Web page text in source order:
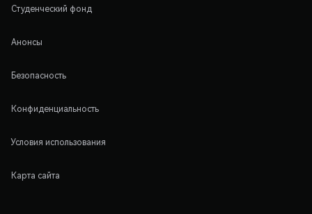
Студенческий фонд
Анонсы
Безопасность
Конфиденциальность
Условия использования
Карта сайта